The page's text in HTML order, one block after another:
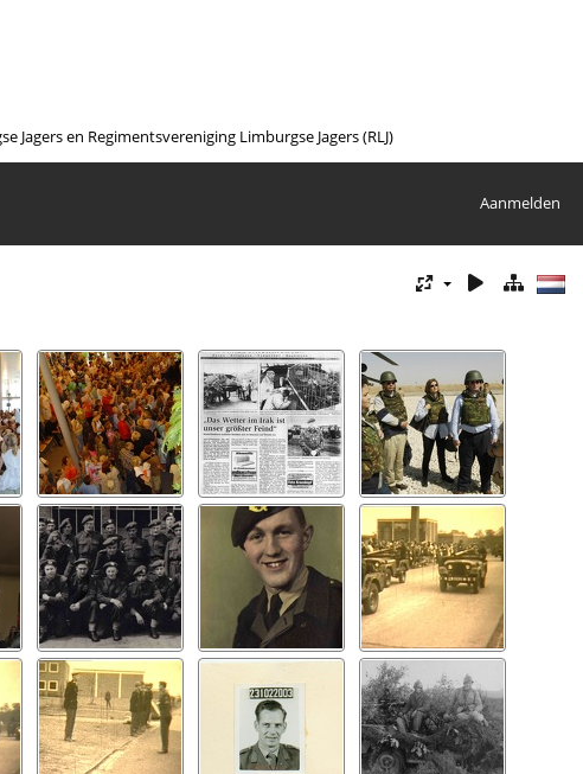
en Regimentsvereniging Limburgse Jagers (RLJ)
Aanmelden